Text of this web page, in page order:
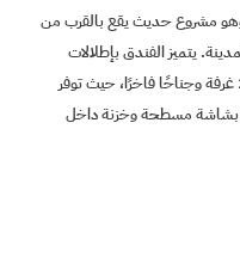
مشروع حديث يقع بالقرب من
يتميز الفندق بإطلالات
مذهلة على المسجد الحرام. يضم شذا مكة 251 غرفة وجناحًا فاخرًا، حيث توفر
بشاشة مسطحة وخزنة داخل